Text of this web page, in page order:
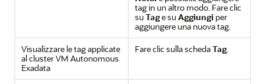
tag in un altro modo. Fare clic
suTage suAggiungi per
aggiungere una nuova tag.
Visualizzare le tag applicate
al cluster VM Autonomous
Exadata
Fare clic sulla schedaTag.